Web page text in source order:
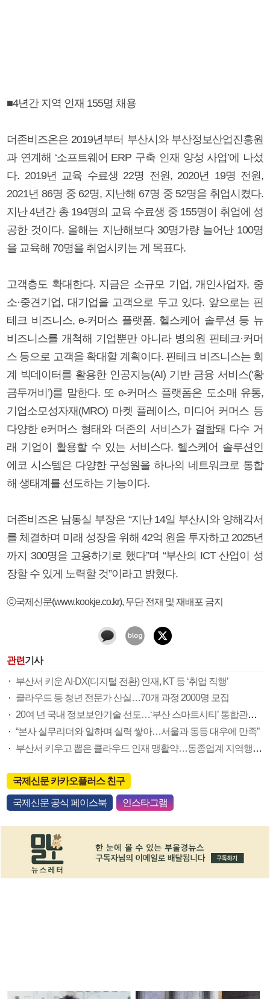
■4년간 지역 인재 155명 채용
더존비즈온은 2019년부터 부산시와 부산정보산업진흥원
과 연계해 ‘소프트웨어 ERP 구축 인재 양성 사업’에 나섰
다. 2019년 교육 수료생 22명 전원, 2020년 19명 전원,
2021년 86명 중 62명, 지난해 67명 중 52명을 취업시켰다.
지난 4년간 총 194명의 교육 수료생 중 155명이 취업에 성
공한 것이다. 올해는 지난해보다 30명가량 늘어난 100명
을 교육해 70명을 취업시키는 게 목표다.
고객층도 확대한다. 지금은 소규모 기업, 개인사업자, 중
소·중견기업, 대기업을 고객으로 두고 있다. 앞으로는 핀
테크 비즈니스, e-커머스 플랫폼, 헬스케어 솔루션 등 뉴
비즈니스를 개척해 기업뿐만 아니라 병의원 핀테크·커머
스 등으로 고객을 확대할 계획이다. 핀테크 비즈니스는 회
계 빅데이터를 활용한 인공지능(AI) 기반 금융 서비스(‘황
금두꺼비’)를 말한다. 또 e-커머스 플랫폼은 도소매 유통,
기업소모성자재(MRO) 마켓 플레이스, 미디어 커머스 등
다양한 e커머스 형태와 더존의 서비스가 결합돼 다수 거
래 기업이 활용할 수 있는 서비스다. 헬스케어 솔루션인
에코 시스템은 다양한 구성원을 하나의 네트워크로 통합
해 생태계를 선도하는 기능이다.
더존비즈온 남동실 부장은 “지난 14일 부산시와 양해각서
를 체결하며 미래 성장을 위해 42억 원을 투자하고 2025년
까지 300명을 고용하기로 했다”며 “부산의 ICT 산업이 성
장할 수 있게 노력할 것”이라고 밝혔다.
ⓒ국제신문(www.kookje.co.kr), 무단 전재 및 재배포 금지
관련기사
부산서 키운 AI·DX(디지털 전환) 인재, KT 등 ‘취업 직행’
클라우드 등 청년 전문가 산실…70개 과정 2000명 모집
20여 년 국내 정보보안기술 선도…‘부산 스마트시티’ 통합관제 지휘
“본사 실무리더와 일하며 실력 쌓아…서울과 동등 대우에 만족”
부산서 키우고 뽑은 클라우드 인재 맹활약…동종업계 지역행 촉발
국제신문 카카오플러스 친구
국제신문 공식 페이스북 인스타그램